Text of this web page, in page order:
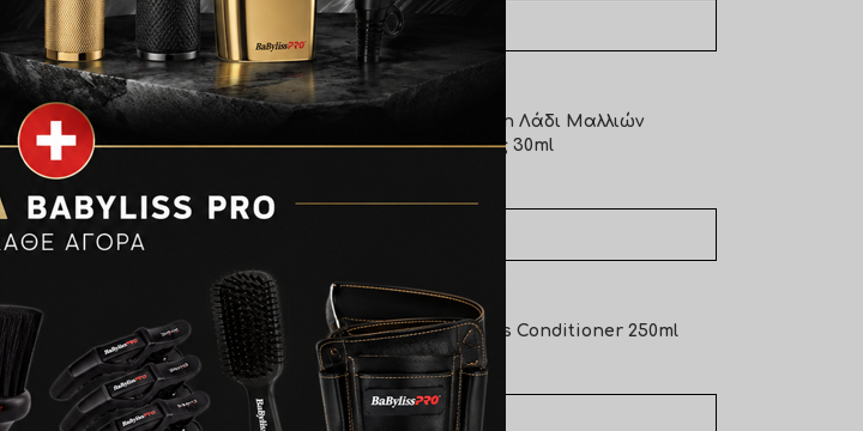
ΠΡΟΣΘΉΚΗ ΣΤΟ ΚΑΛΆΘΙ ΠΡΟΣΘΉΚΗ ΣΤΟ ΚΑΛΆΘΙ
Morgans Cooling Hair Tonic 250ml
15,00
ΠΡΟΣΘΉΚΗ ΣΤΟ ΚΑΛΆΘΙ
Morgans Argan Λάδι Μαλλιών
Επανόρθωσης 30ml
Morgans Gentlemens Hair Cream
120ml
€16,60
Morgans Mens Conditioner 250ml
€13,00
ΠΡΟΣΘΉΚΗ ΣΤΟ ΚΑΛΆΘΙ